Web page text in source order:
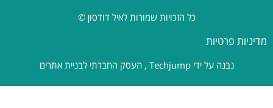
כל הזכויות שמורות לאיל דודסון ©
מדיניות פרטיות
נבנה על ידיTechjump , העסק החברתי לבניית אתרים